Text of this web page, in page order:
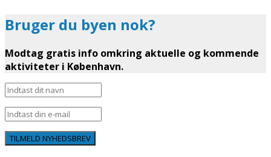
Bruger du byen nok?
Modtag gratis info omkring aktuelle og kommende
aktiviteter i København.
TILMELD NYHEDSBREV